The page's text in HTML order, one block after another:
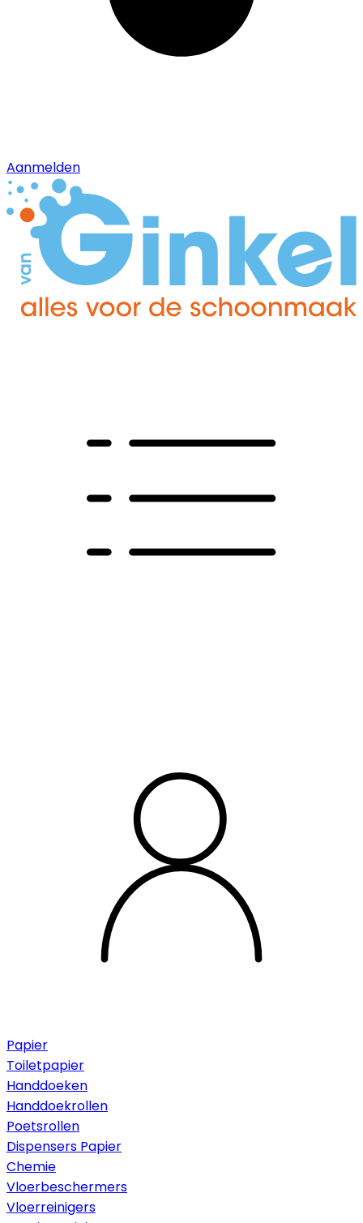
Aanmelden
Papier
Toiletpapier
Handdoeken
Handdoekrollen
Poetsrollen
Dispensers Papier
Chemie
Vloerbeschermers
Vloerreinigers